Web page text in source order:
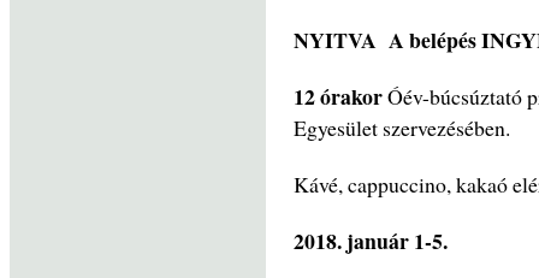
NYITVA A belépés
12 órakorÓév-búcsúztató
Egyesület szervezésében.
Kávé, cappuccino, kakaó
2018. január 1-5.